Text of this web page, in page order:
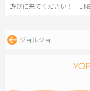
遊びに来てください！
ジョルジョ